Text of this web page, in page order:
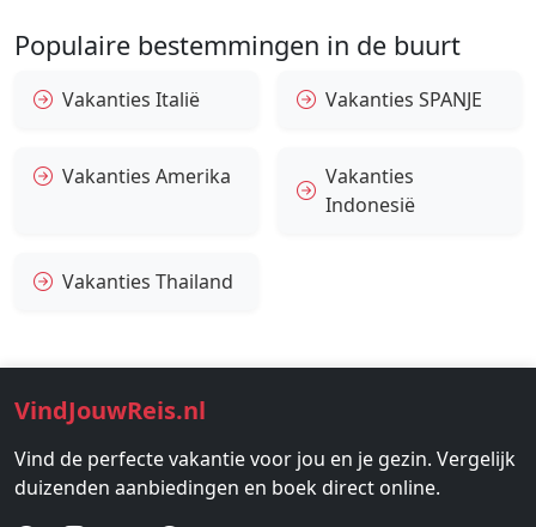
Populaire bestemmingen in de buurt
Vakanties Italië Vakanties SPANJE
Vakanties Amerika
Vakanties
Indonesië
Vakanties Thailand
VindJouwReis.nl
Vind de perfecte vakantie voor jou en je gezin. Vergelijk
duizenden aanbiedingen en boek direct online.